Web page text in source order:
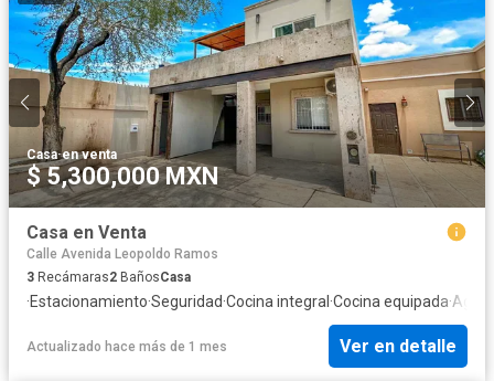
Casa·en venta
$ 5,300,000 MXN
Casa en Venta
Calle Avenida Leopoldo Ramos
3 Recámaras2 BañosCasa
·Estacionamiento·Seguridad·Cocina integral ·Cocina equipada·Agua
Actualizado hace más de 1 mes Ver en detalle